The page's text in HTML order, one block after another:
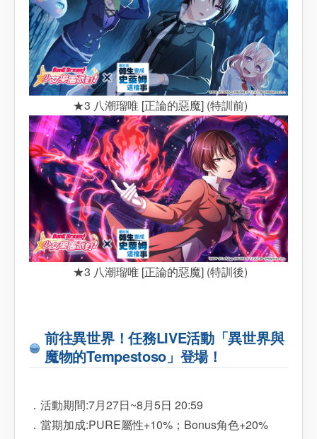
★3 八潮瑠唯 [正論的惡魔] (特訓前)
★3 八潮瑠唯 [正論的惡魔] (特訓後)
前往異世界！任務LIVE活動「異世界與
魔物的Tempestoso」登場！
．活動期間:7月27日~8月5日 20:59
．當期加成:PURE屬性+10%；Bonus角色+20%